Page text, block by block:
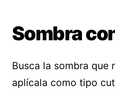
Sombra
Busca la sombra que
aplícala como tipo